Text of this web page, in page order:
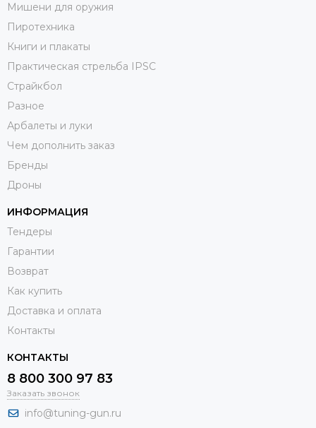
Мишени для оружия
Пиротехника
Книги и плакаты
Практическая стрельба IPSC
Страйкбол
Разное
Арбалеты и луки
Чем дополнить заказ
Бренды
Дроны
ИНФОРМАЦИЯ
Тендеры
Гарантии
Возврат
Как купить
Доставка и оплата
Контакты
КОНТАКТЫ
8 800 300 97 83
Заказать звонок
info@tuning-gun.ru